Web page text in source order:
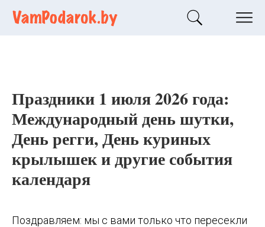
Праздники 1 июля 2026 года:
Международный день шутки,
День регги, День куриных
крылышек и другие события
календаря
Поздравляем: мы с вами только что пересекли